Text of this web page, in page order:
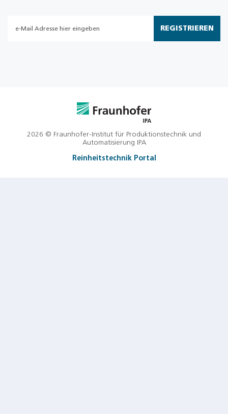
REGISTRIEREN
2026 © Fraunhofer-Institut für Produktionstechnik und
Automatisierung IPA
Reinheitstechnik Portal